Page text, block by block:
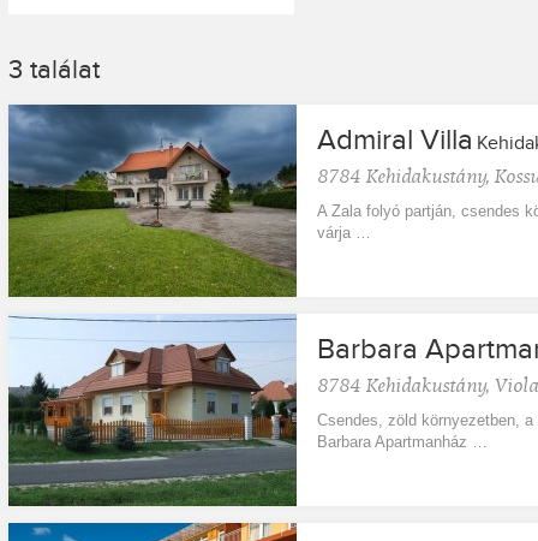
3 találat
Admiral Villa
8784 Kehidakustány,
A Zala folyó partján, csendes
várja …
Barbara
8784 Kehidakustány,
Csendes, zöld környezetben,
Barbara Apartmanház …